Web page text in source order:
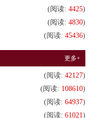
(阅读: 4425)
(阅读: 4830)
(阅读: 45436)
更多+
(阅读: 42127)
(阅读: 108610)
(阅读: 64937)
(阅读: 61021)